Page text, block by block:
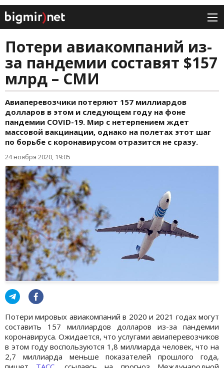
Потери авиакомпаний из-
за пандемии составят $157
млрд – СМИ
Авиаперевозчики потеряют 157 миллиардов
долларов в этом и следующем году на фоне
пандемии COVID-19. Мир с нетерпением ждет
массовой вакцинации, однако на полетах этот шаг
по борьбе с коронавирусом отразится не сразу.
24 ноября 2020, 19:05
Потери мировых авиакомпаний в 2020 и 2021 годах могут
составить 157 миллиардов долларов из-за пандемии
коронавируса. Ожидается, что услугами авиаперевозчиков
в этом году воспользуются 1,8 миллиарда человек, что на
2,7 миллиарда меньше показателей прошлого года,